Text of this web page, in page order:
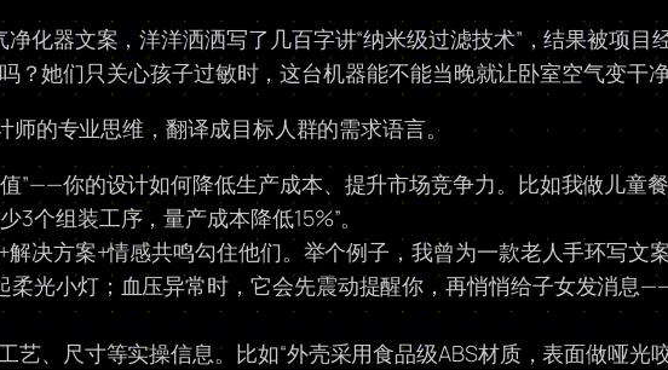
化器文案，洋洋洒洒写了几百字讲“纳米级过滤技术”，结果被项目
？她们只关心孩子过敏时，这台机器能不能当晚就让卧室空气变干
的专业思维，翻译成目标人群的需求语言。
”——你的设计如何降低生产成本、提升市场竞争力。比如我做儿童
个组装工序，量产成本降低15%”。
决方案+情感共鸣勾住他们。举个例子，我曾为一款老人手环写文案
柔光小灯；血压异常时，它会先震动提醒你，再悄悄给子女发消息
艺、尺寸等实操信息。比如“外壳采用食品级ABS材质，表面做哑光